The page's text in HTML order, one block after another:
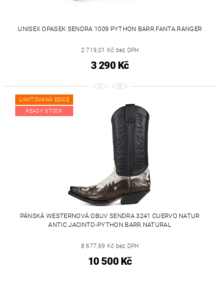
UNISEX OPASEK SENDRA 1009 PYTHON BARR.FANTA.RANGER
2 719,01 Kč bez DPH
3 290 Kč
LIMITOVANÁ EDICE
READY STOCK
PÁNSKÁ WESTERNOVÁ OBUV SENDRA 3241 CUERVO NATUR
ANTIC JACINTO-PYTHON BARR.NATURAL
8 677,69 Kč bez DPH
10 500 Kč